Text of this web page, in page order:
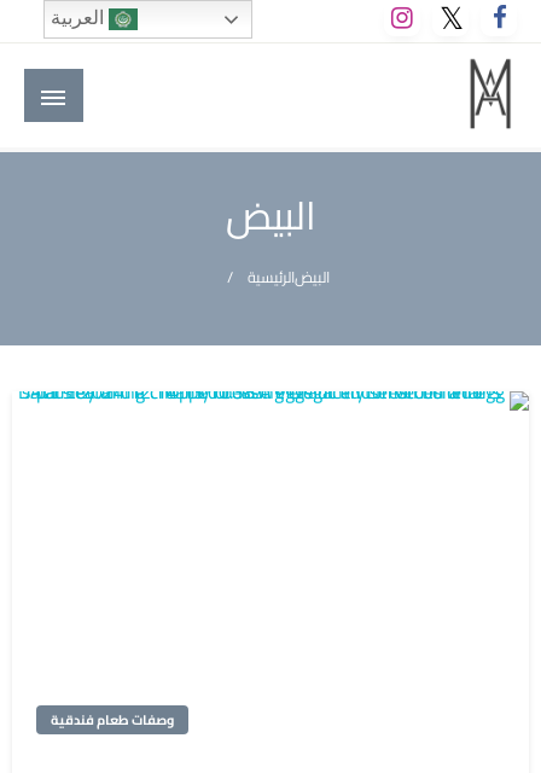
التخطي
إلى
المحتوى
M A hotels | إم ايه هوتيلز
الموقع الأول للعاملين في الفنادق في العالم العربي
البيض
الرئيسيةالبيض
وصفات طعام فندقية
العربية